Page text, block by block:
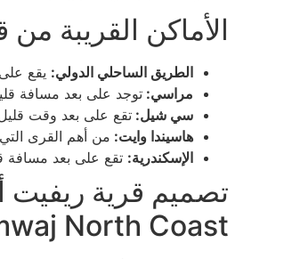
الأماكن القريبة
الطريق الساحلي الدولي: يقع
مراسي: توجد على بعد مسافة
سي شيل: تقع على بعد وقت
هاسيندا وايت: من أهم القرى
الإسكندرية: تقع على بعد مسافة
North Coast